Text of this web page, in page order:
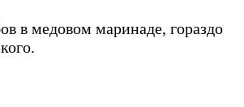
в медовом маринаде, гораздо